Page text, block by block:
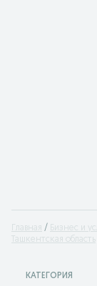
Главная Бизнес и
Ташкентская область
КАТЕГОРИЯ